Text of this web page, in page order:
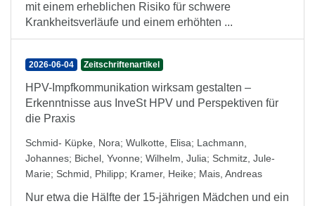
mit einem erheblichen Risiko für schwere
Krankheitsverläufe und einem erhöhten ...
2026-06-04 Zeitschriftenartikel
HPV-Impfkommunikation wirksam gestalten –
Erkenntnisse aus InveSt HPV und Perspektiven für
die Praxis
Schmid- Küpke, Nora; Wulkotte, Elisa; Lachmann,
Johannes; Bichel, Yvonne; Wilhelm, Julia; Schmitz, Jule-
Marie; Schmid, Philipp; Kramer, Heike; Mais, Andreas
Nur etwa die Hälfte der 15-jährigen Mädchen und ein